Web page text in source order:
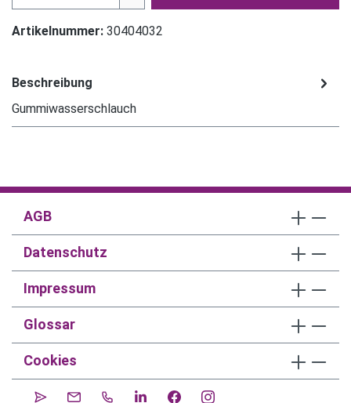
Artikelnummer: 30404032
Beschreibung
Gummiwasserschlauch
AGB
Datenschutz
Impressum
Glossar
Cookies